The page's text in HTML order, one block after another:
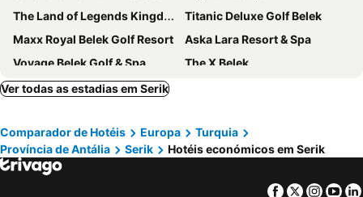
The Land of Legends Kingdom
Titanic Deluxe Golf Belek
Maxx Royal Belek Golf Resort
Aska Lara Resort & Spa
Voyage Belek Golf & Spa
The X Belek
Prenses Sealine Beach Hotel
Trendy Lara
Rixos Premium Belek - The Land of Legends Access
Kaya Palazzo Golf Resort
Green Max Hotel
Megasaray Club Belek
Ver todas as estadias em Serik
Comparador de Hotéis Europa
Turquia
Província de Antália
Serik Hotéis económicos em Serik
Facebook
Twitter